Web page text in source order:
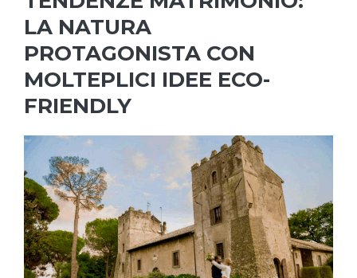
LA NATURA
PROTAGONISTA CON
MOLTEPLICI IDEE ECO-
FRIENDLY